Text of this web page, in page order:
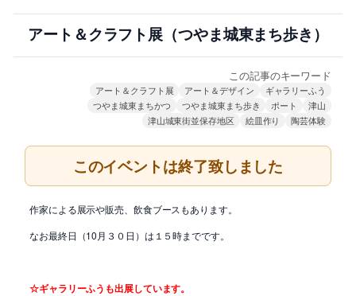
アート＆クラフト展（つやま城東まち歩き）
この記事のキーワード
アート＆クラフト展 アート＆デザイン
ギャラリーふう
つやま城東まちかつ
つやま城東まち歩き ポート
津山
津山城東街並保存地区
絵皿作り 陶芸体験
このイベントは終了致しました
作家による展示や販売、飲食ブースもあります。
なお最終日（10月３０日）は１５時までです。
☆ギャラリーふうも出展しています。